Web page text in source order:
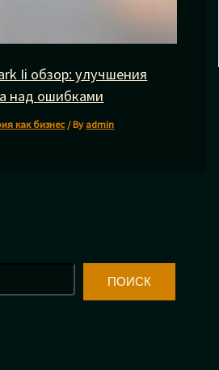
Ii обзор: улучшения
над ошибками
как бизнес / Byadmin
ПОИСК